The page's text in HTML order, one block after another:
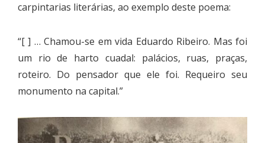
carpintarias literárias, ao exemplo deste poema:
“[ ] … Chamou-se em vida Eduardo Ribeiro. Mas foi
um rio de harto cuadal: palácios, ruas, praças,
roteiro. Do pensador que ele foi. Requeiro seu
monumento na capital.”